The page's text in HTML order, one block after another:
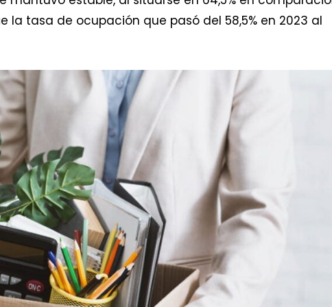
la tasa de ocupación que pasó del 58,5% en 2023 al